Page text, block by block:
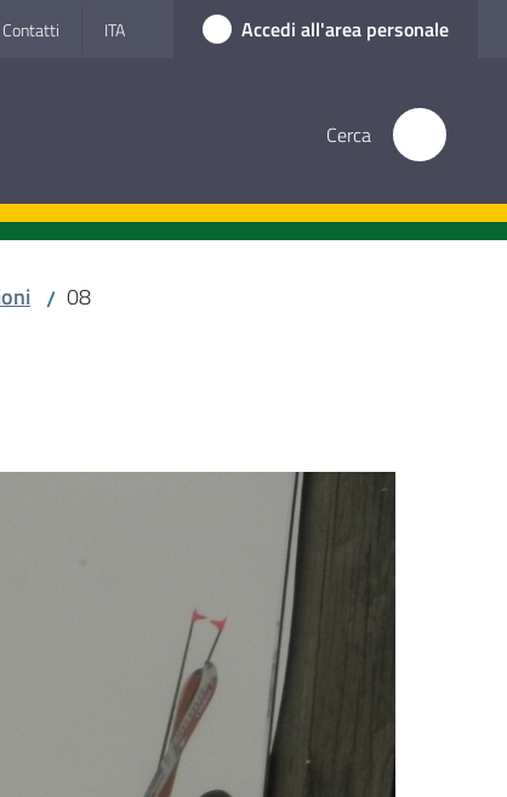
Contatti ITA Accedi all'area personale
Cerca
/ 08